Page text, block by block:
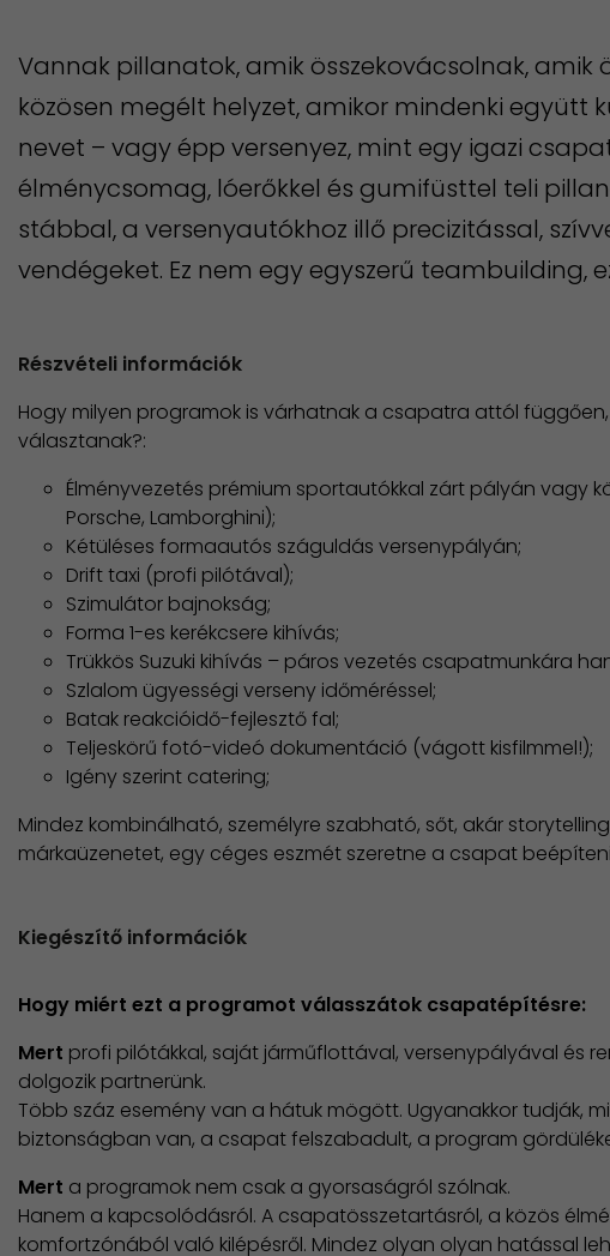
Vannak pillanatok, amik összekovácsolnak, amik
közösen megélt helyzet, amikor mindenki együtt
nevet – vagy épp versenyez, mint egy igazi
élménycsomag, lóerőkkel és gumifüsttel teli
stábbal, a versenyautókhoz illő precizitással,
vendégeket. Ez nem egy egyszerű teambuilding,
Részvételi információk
Hogy milyen programok is várhatnak a csapatra attól
választanak?:
Élményvezetés prémium sportautókkal zárt pályán vagy
Porsche, Lamborghini);
Kétüléses formaautós száguldás versenypályán;
Drift taxi (profi pilótával);
Szimulátor bajnokság;
Forma 1-es kerékcsere kihívás;
Trükkös Suzuki kihívás – páros vezetés csapatmunkára
Szlalom ügyességi verseny időméréssel;
Batak reakcióidő-fejlesztő fal;
Teljeskörű fotó-videó dokumentáció (vágott kisfilmmel!);
Igény szerint catering;
Mindez kombinálható, személyre szabható, sőt, akár
márkaüzenetet, egy céges eszmét szeretne a csapat
Kiegészítő információk
Hogy miért ezt a programot válasszátok csapatépítésre:
Mert profi pilótákkal, saját járműflottával, versenypályával és
dolgozik partnerünk.
Több száz esemény van a hátuk mögött. Ugyanakkor tudják,
biztonságban van, a csapat felszabadult, a program
Mert a programok nem csak a gyorsaságról szólnak.
Hanem a kapcsolódásról. A csapatösszetartásról, a közös
komfortzónából való kilépésről. Mindez olyan olyan hatással